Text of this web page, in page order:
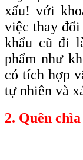
xấu! với
việc thay đổi
khẩu cũ đi
phẩm như
có tích hợp
tự nhiên và
2. Quên